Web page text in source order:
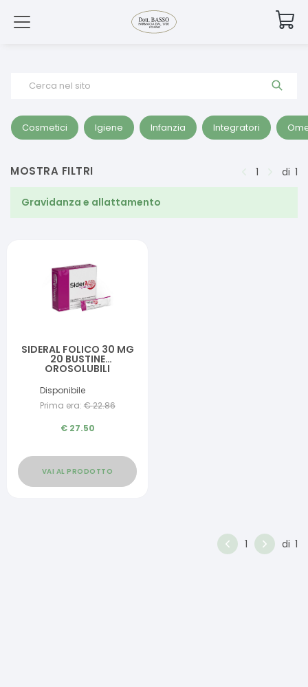
Cerca nel sito
Cosmetici Igiene Infanzia Integratori
MOSTRA FILTRI 1 di 1
Gravidanza e allattamento
SIDERAL FOLICO 30 MG
20 BUSTINE
OROSOLUBILI
Disponibile
Prima era: €22.86
€ 27.50
VAI AL PRODOTTO
1 di 1